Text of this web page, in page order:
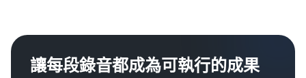
讓每段錄音都成為可執行的成果